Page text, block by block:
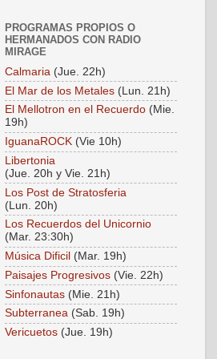
PROGRAMAS PROPIOS O
HERMANADOS CON RADIO
MIRAGE
Calmaria (Jue. 22h)
El Mar de los Metales (Lun. 21h)
El Mellotron en el Recuerdo (Mie.
19h)
IguanaROCK (Vie 10h)
Libertonia
(Jue. 20h y Vie. 21h)
Los Post de Stratosferia
(Lun. 20h)
Los Recuerdos del Unicornio
(Mar. 23:30h)
Música Dificil (Mar. 19h)
Paisajes Progresivos (Vie. 22h)
Sinfonautas (Mie. 21h)
Subterranea (Sab. 19h)
Vericuetos (Jue. 19h)